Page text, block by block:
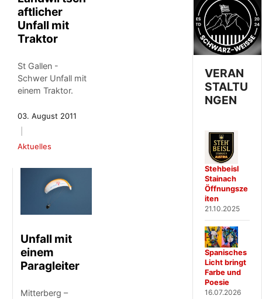
aftlicher
Unfall mit
Traktor
St Gallen -
Schwer Unfall mit
einem Traktor.
03. August 2011
Aktuelles
Unfall mit
einem
Paragleiter
Mitterberg –
VERAN
STALTU
NGEN
Stehbeisl
Stainach
Öffnungsze
iten
21.10.2025
Spanisches
Licht bringt
Farbe und
Poesie
16.07.2026